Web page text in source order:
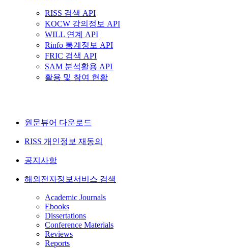
RISS 검색 API
KOCW 강의정보 API
WILL 연계 API
Rinfo 통계정보 API
FRIC 검색 API
SAM 분석활용 API
활용 및 참여 현황
원문뷰어 다운로드
RISS 개인정보 재동의
공지사항
해외전자정보서비스 검색
Academic Journals
Ebooks
Dissertations
Conference Materials
Reviews
Reports